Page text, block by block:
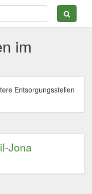
im
Entsorgungsstellen
Jona